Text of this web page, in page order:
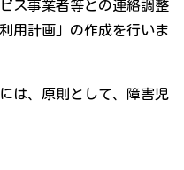
ス事業者等との連絡調整
用計画」の作成を行いま
は、原則として、障害児